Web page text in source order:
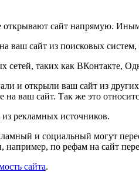
сайт напрямую.
ваш сайт из поисковых
сетей, таких как ВКонтакте,
и открыли ваш сайт из
ваш сайт. Так же это
рекламных источников.
и социальный могут
по рефам на сайт
сайта.